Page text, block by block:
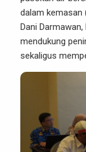
dalam kemasan
Dani
mendukung
sekaligus